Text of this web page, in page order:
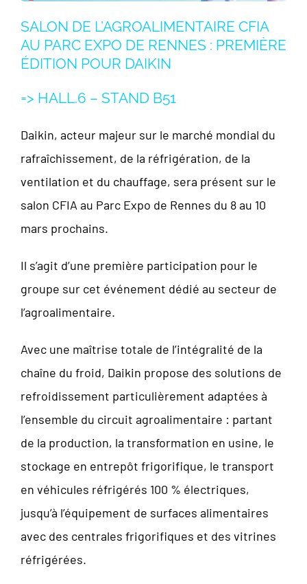
SALON DE L’AGROALIMENTAIRE CFIA
AU PARC EXPO DE RENNES : PREMIÈRE
ÉDITION POUR DAIKIN
=> HALL.6 – STAND B51
Daikin, acteur majeur sur le marché mondial du
rafraîchissement, de la réfrigération, de la
ventilation et du chauffage, sera présent sur le
salon CFIA au Parc Expo de Rennes du 8 au 10
mars prochains.
Il s’agit d’une première participation pour le
groupe sur cet événement dédié au secteur de
l’agroalimentaire.
Avec une maîtrise totale de l’intégralité de la
chaîne du froid, Daikin propose des solutions de
refroidissement particulièrement adaptées à
l’ensemble du circuit agroalimentaire : partant
de la production, la transformation en usine, le
stockage en entrepôt frigorifique, le transport
en véhicules réfrigérés 100 % électriques,
jusqu’à l’équipement de surfaces alimentaires
avec des centrales frigorifiques et des vitrines
réfrigérées.